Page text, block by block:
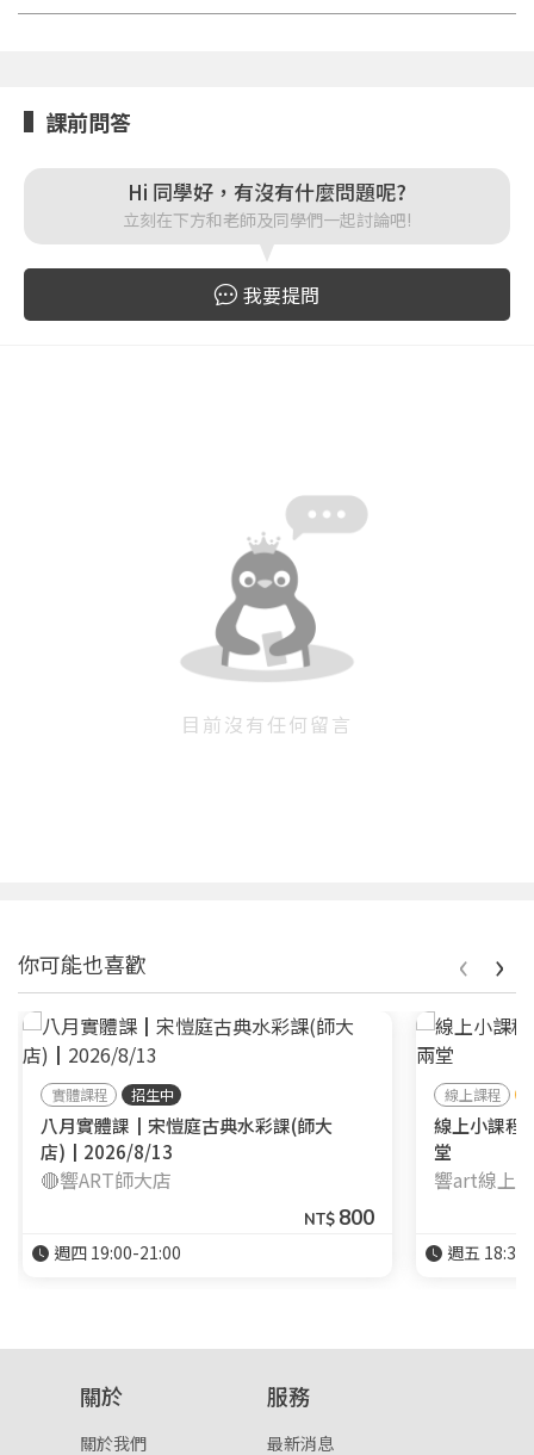
策。
課前問答
Hi 同學好，有沒有什麼問題呢?
立刻在下方和老師及同學們一起討論吧!
我要提問
目前沒有任何留言
你可能也喜歡
實體課程 招生中
八月實體課┃宋愷庭古典水彩課(師大
店)┃2026/8/13
🔴響ART師大店
NT$ 800
週四 19:00-21:00
線上課程
線上小課
堂
響art線上
週五
‹ ›
關於
關於我們
服務
最新消息